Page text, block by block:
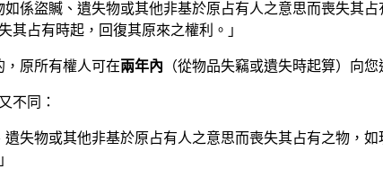
如係盜贓、遺失物或其他非基於原占有人之意思而喪失
其占有時起，回復其原來之權利。」
原所有權人可在兩年內 （從物品失竊或遺失時起算）向
不同：
遺失物或其他非基於原占有人之意思而喪失其占有之物